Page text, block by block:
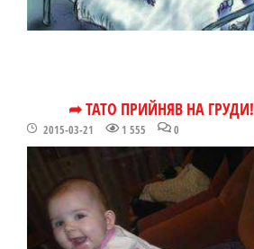
➦ ТАТО ПРИЙНЯВ НА ГРУДИ!
2015-03-21 1 555 0